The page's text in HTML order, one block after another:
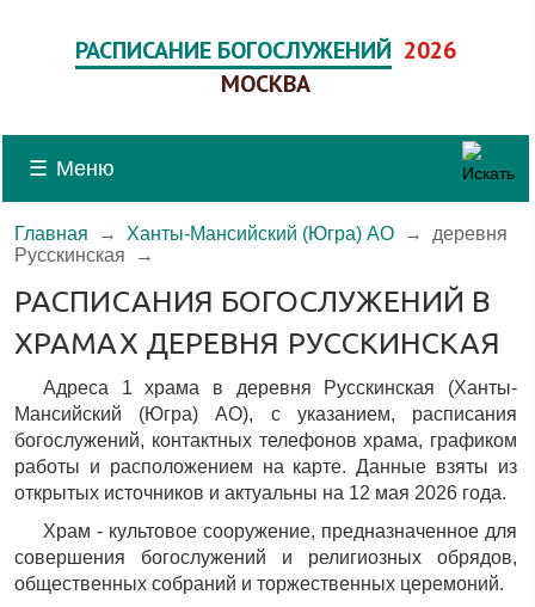
РАСПИСАНИЕ БОГОСЛУЖЕНИЙ 2026
МОСКВА
☰ Меню
Главная → Ханты-Мансийский (Югра) АО →
деревня
Русскинская →
РАСПИСАНИЯ БОГОСЛУЖЕНИЙ В
ХРАМАХ ДЕРЕВНЯ РУССКИНСКАЯ
Адреса 1 храма в деревня Русскинская (Ханты-
Мансийский (Югра) АО), c указанием, расписания
богослужений, контактных телефонов храма, графиком
работы и расположением на карте. Данные взяты из
открытых источников и актуальны на 12 мая 2026 года.
Храм - культовое сооружение, предназначенное для
совершения богослужений и религиозных обрядов,
общественных собраний и торжественных церемоний.